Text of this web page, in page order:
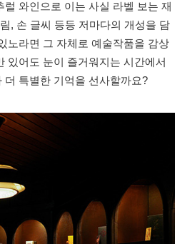
럴 와인으로 이는 사실 라벨 보는 재
, 손 글씨 등등 저마다의 개성을 담
노라면 그 자체로 예술작품을 감상
있어도 눈이 즐거워지는 시간에서
더 특별한 기억을 선사할까요?